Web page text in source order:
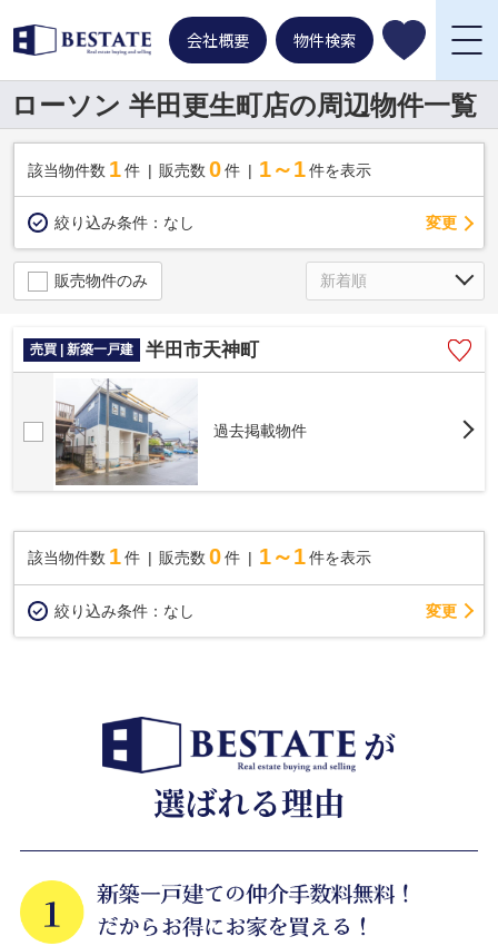
会社概要 物件検索
ローソン 半田更生町店の周辺物件一覧
該当物件数 1件 販売数 0 件 1～1 件を表示
絞り込み条件： なし 変更
販売物件のみ
売買 | 新築一戸建 半田市天神町
過去掲載物件
該当物件数 1件 販売数 0 件 1～1 件を表示
絞り込み条件： なし 変更